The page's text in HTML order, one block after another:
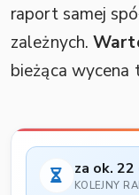
raport samej
zależnych.
bieżąca wycena
za ok. 22
KOLEJNY